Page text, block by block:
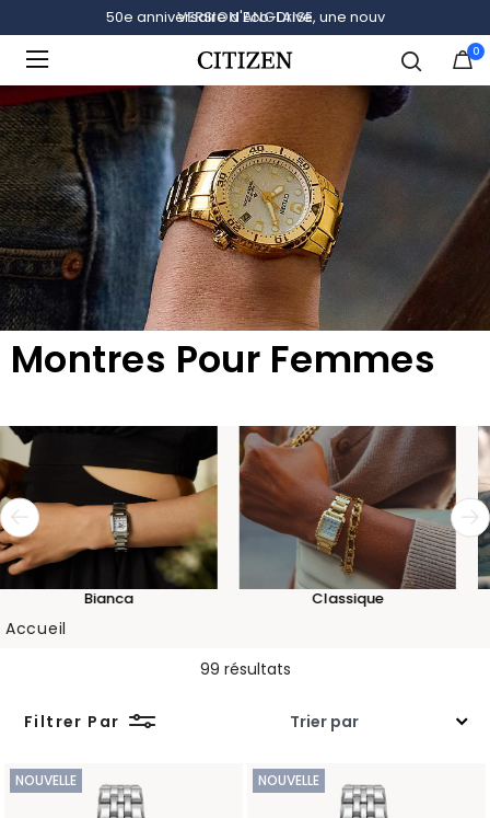
VERSION ANGLAISE
0
Montres Pour Femmes
Bianca Classique
Accueil
99 résultats
Filtrer Par
NOUVELLE NOUVELLE
Ajouté à Gérer la liste